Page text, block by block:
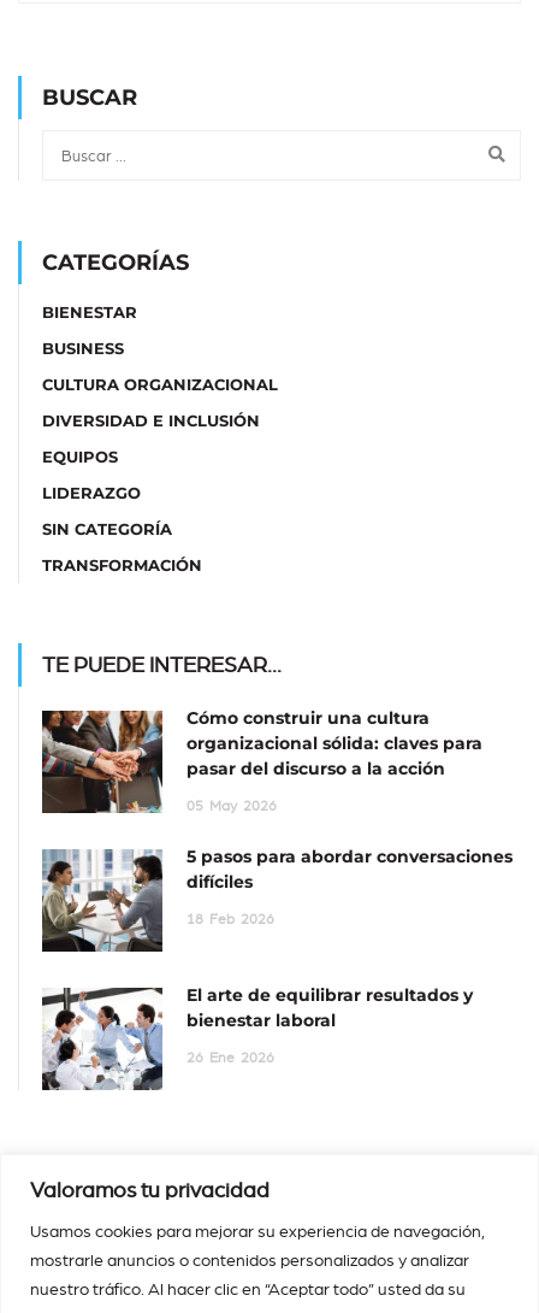
Valoramos tu privacidad
Usamos cookies para mejorar su experiencia de navegación,
mostrarle anuncios o contenidos personalizados y analizar
nuestro tráfico. Al hacer clic en “Aceptar todo” usted da su
BUSCAR
CATEGORÍAS
BIENESTAR
BUSINESS
CULTURA ORGANIZACIONAL
DIVERSIDAD E INCLUSIÓN
EQUIPOS
LIDERAZGO
SIN CATEGORÍA
TRANSFORMACIÓN
TE PUEDE INTERESAR...
Cómo construir una cultura
organizacional sólida: claves para
pasar del discurso a la acción
05 May 2026
5 pasos para abordar conversaciones
difíciles
18 Feb 2026
El arte de equilibrar resultados y
bienestar laboral
26 Ene 2026